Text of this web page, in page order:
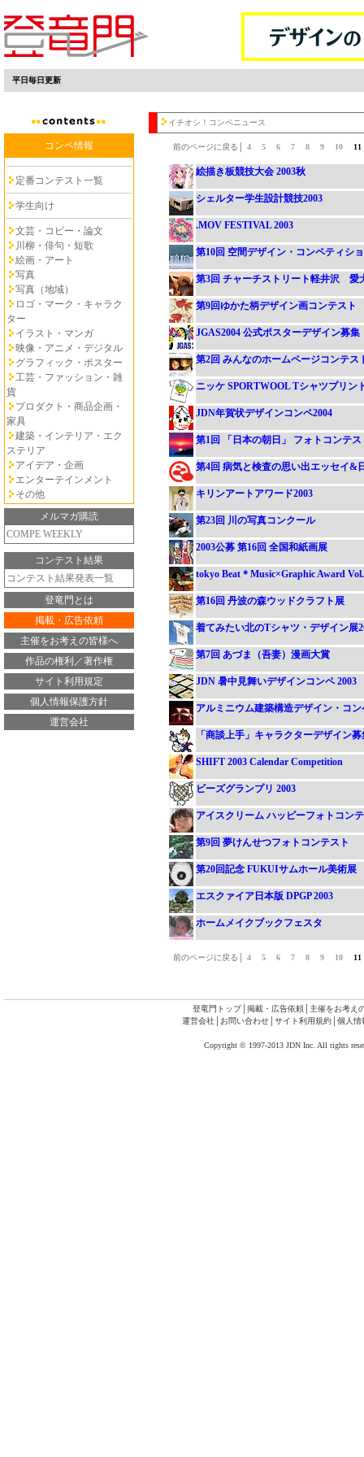
平日毎日更新
イチオシ！コンペニュース
コンペ情報
定番コンテスト一覧
学生向け
文芸・コピー・論文
川柳・俳句・短歌
絵画・アート
写真
写真（地域）
ロゴ・マーク・キャラク
ター
イラスト・マンガ
映像・アニメ・デジタル
グラフィック・ポスター
工芸・ファッション・雑
貨
プロダクト・商品企画・
家具
建築・インテリア・エク
ステリア
アイデア・企画
エンターテインメント
その他
メルマガ購読
COMPE WEEKLY
コンテスト結果
コンテスト結果発表一覧
登竜門とは
掲載・広告依頼
主催をお考えの皆様へ
作品の権利／著作権
サイト利用規定
個人情報保護方針
運営会社
前のページに戻る│ 4 5 6 7 8 9 10
絵描き板競技大会 2003秋
シェルター学生設計競技2003
.MOV FESTIVAL 2003
第10回 空間デザイン・コンペティシ
第3回 チャーチストリート軽井沢 愛
第9回ゆかた柄デザイン画コンテスト
JGAS2004 公式ポスターデザイン募集
第2回 みんなのホームページコンテス
ニッケ SPORTWOOL Tシャツプリン
JDN年賀状デザインコンペ2004
第1回 「日本の朝日」 フォトコンテス
第4回 病気と検査の思い出エッセイ&
キリンアートアワード2003
第23回 川の写真コンクール
2003公募 第16回 全国和紙画展
tokyo Beat＊Music×Graphic Award
第16回 丹波の森ウッドクラフト展
着てみたい北のTシャツ・デザイン展
第7回 あづま（吾妻）漫画大賞
JDN 暑中見舞いデザインコンペ
アルミニウム建築構造デザイン・コ
「商談上手」キャラクターデザイン募
SHIFT 2003 Calendar Competition
ビーズグランプリ 2003
アイスクリーム ハッピーフォトコン
第9回 夢けんせつフォトコンテスト
第20回記念 FUKUIサムホール美術展
エスクァイア日本版 DPGP 2003
ホームメイクブックフェスタ
前のページに戻る│ 4 5 6 7 8 9 10
登竜門トップ│ 掲載・広告依頼
主催をお考え
運営会社│ お問い合わせ│ サイト利用規約│ 個人情
Copyright © 1997-2013 JDN Inc. All rights